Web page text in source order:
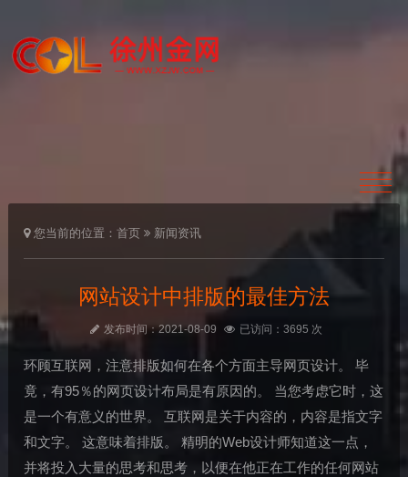
您当前的位置：首页 新闻资讯
网站设计中排版的最佳方法
发布时间：2021-08-09 已访问：3695 次
环顾互联网，注意排版如何在各个方面主导网页设计。 毕
竟，有95％的网页设计布局是有原因的。 当您考虑它时，这
是一个有意义的世界。 互联网是关于内容的，内容是指文字
和文字。 这意味着排版。 精明的Web设计师知道这一点，
并将投入大量的思考和思考，以便在他正在工作的任何网站